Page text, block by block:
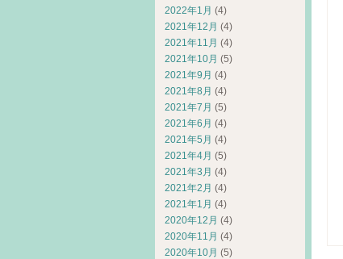
2022年1月 (4)
2021年12月 (4)
2021年11月 (4)
2021年10月 (5)
2021年9月 (4)
2021年8月 (4)
2021年7月 (5)
2021年6月 (4)
2021年5月 (4)
2021年4月 (5)
2021年3月 (4)
2021年2月 (4)
2021年1月 (4)
2020年12月 (4)
2020年11月 (4)
2020年10月 (5)